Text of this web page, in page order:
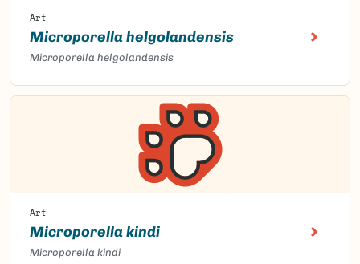
Art
Microporella helgolandensis
Microporella helgolandensis
Art
Microporella kindi
Microporella kindi